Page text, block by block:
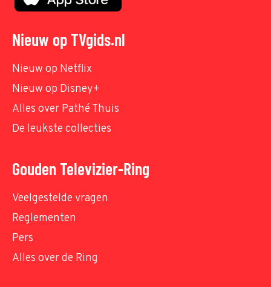
Nieuw op TVgids.nl
Nieuw op Netflix
Nieuw op Disney+
Alles over Pathé Thuis
De leukste collecties
Gouden Televizier-Ring
Veelgestelde vragen
Reglementen
Pers
Alles over de Ring